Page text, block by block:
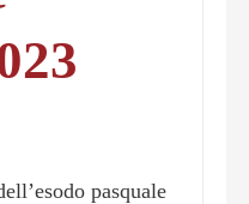
pasquale